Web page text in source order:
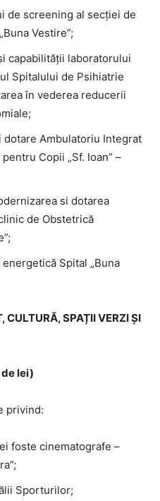
de screening al secției de
Vestire”;
capabilității laboratorului
Spitalului de Psihiatrie
în vederea reducerii
Ambulatoriu Integrat
Copii „Sf. Ioan” –
si dotarea
de Obstetrică
Spital „Buna
SPAȚII VERZI ȘI
de lei)
privind:
foste cinematografe –
Sporturilor;